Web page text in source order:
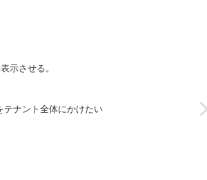
示させる。
テナント全体にかけたい